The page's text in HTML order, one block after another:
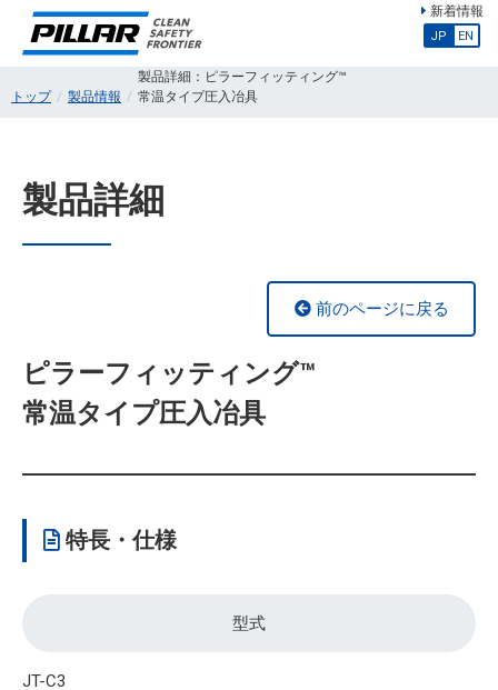
新着情報
JP EN
トップ 製品情報
製品詳細：ピラーフィッティング™
常温タイプ圧入冶具
製品詳細
前のページに戻る
ピラーフィッティング™
常温タイプ圧入冶具
特長・仕様
型式
JT-C3